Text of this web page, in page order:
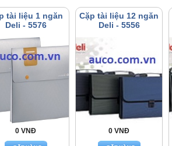
tài liệu 1 ngăn
Deli - 5576
0 VNĐ
Cặp tài liệu 12 ngăn
Deli - 5556
0 VNĐ